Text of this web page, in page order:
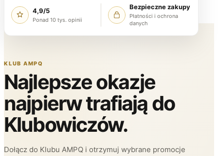
4,9/5
Ponad 10 tys. opinii
Bezpieczne zakupy
Płatności i ochrona
danych
KLUB AMPQ
Najlepsze okazje
najpierw trafiają do
Klubowiczów.
Dołącz do Klubu AMPQ i otrzymuj wybrane promocje